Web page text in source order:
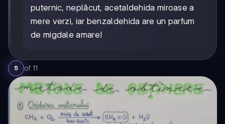
puternic, neplăcut, acetaldehida miroase a
mere verzi, iar benzaldehida are un parfum
de migdale amare!
5 of 11